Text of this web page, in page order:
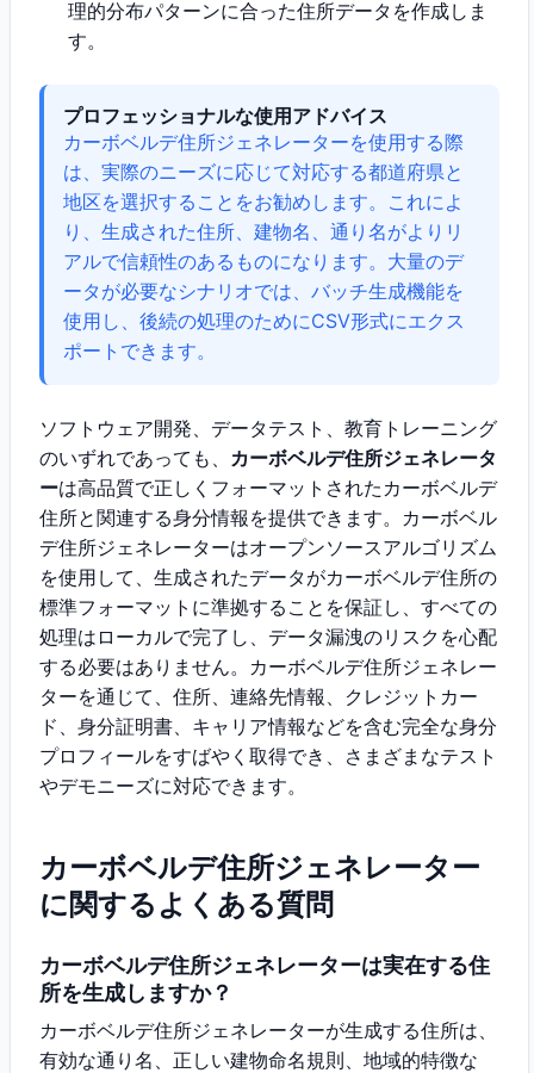
理的分布パターンに合った住所データを作成しま
す。
プロフェッショナルな使用アドバイス
カーボベルデ住所ジェネレーターを使用する際
は、実際のニーズに応じて対応する都道府県と
地区を選択することをお勧めします。これによ
り、生成された住所、建物名、通り名がよりリ
アルで信頼性のあるものになります。大量のデ
ータが必要なシナリオでは、バッチ生成機能を
使用し、後続の処理のためにCSV形式にエクス
ポートできます。
ソフトウェア開発、データテスト、教育トレーニング
のいずれであっても、 カーボベルデ住所ジェネレータ
ーは高品質で正しくフォーマットされたカーボベルデ
住所と関連する身分情報を提供できます。カーボベル
デ住所ジェネレーターはオープンソースアルゴリズム
を使用して、生成されたデータがカーボベルデ住所の
標準フォーマットに準拠することを保証し、すべての
処理はローカルで完了し、データ漏洩のリスクを心配
する必要はありません。カーボベルデ住所ジェネレー
ターを通じて、住所、連絡先情報、クレジットカー
ド、身分証明書、キャリア情報などを含む完全な身分
プロフィールをすばやく取得でき、さまざまなテスト
やデモニーズに対応できます。
カーボベルデ住所ジェネレーター
に関するよくある質問
カーボベルデ住所ジェネレーターは実在する住
所を生成しますか？
カーボベルデ住所ジェネレーターが生成する住所は、
有効な通り名、正しい建物命名規則、地域的特徴な